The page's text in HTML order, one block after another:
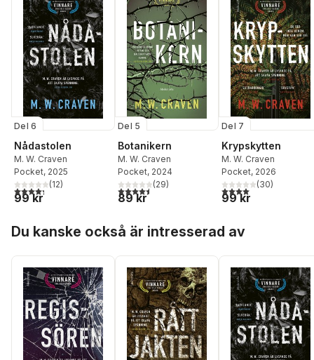
Del 6
Nådastolen
M. W. Craven
Pocket, 2025
4,3utav 5 stjärnor. Totalt antal röster:
(12)
99 kr
Del 5
Botanikern
M. W. Craven
Pocket, 2024
4,5utav 5 stjärnor. Totalt antal röster:
(29)
89 kr
Del 7
Krypskytten
M. W. Craven
Pocket, 2026
4,0utav 5 stjärnor.
(30)
99 kr
Du kanske också är intresserad av